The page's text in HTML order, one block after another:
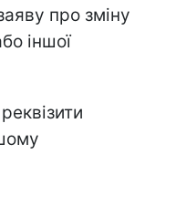
про зміну
іншої